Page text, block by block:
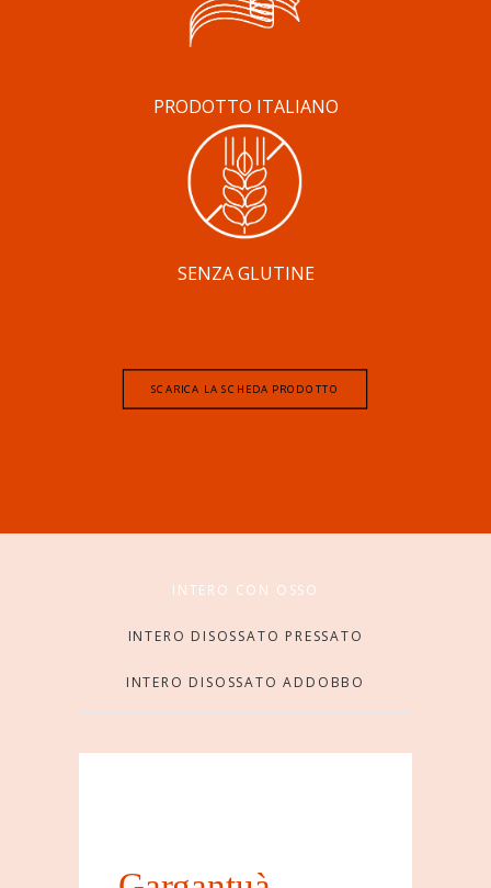
PRODOTTO ITALIANO
SENZA GLUTINE
SCARICA LA SCHEDA PRODOTTO
INTERO CON OSSO
INTERO DISOSSATO PRESSATO
INTERO DISOSSATO ADDOBBO